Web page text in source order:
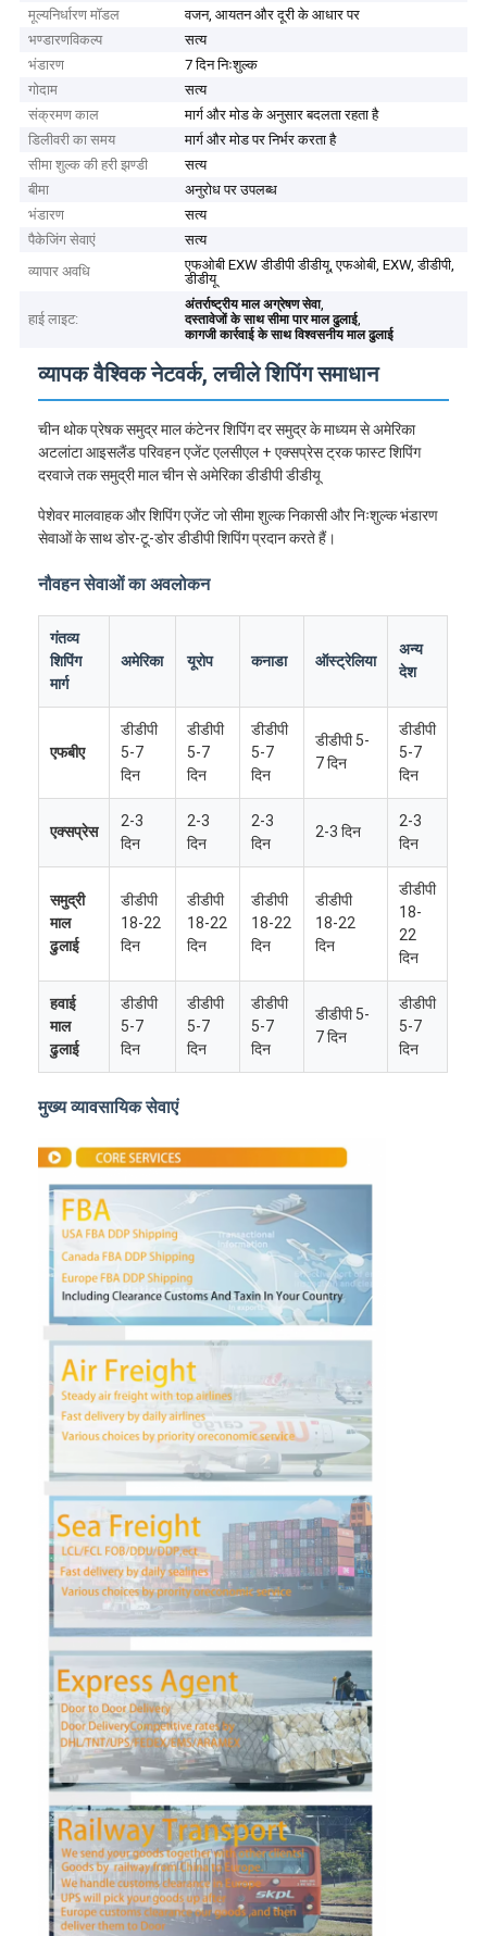
होम
उत्पाद
हमारे बारे में
फैक्टरी यात्रा
गुणवत्ता नियंत्रण
हमसे संपर्क करें
अब बात करें
इंटरनेशनल फ्रेट फॉरवर्ड
हवाई माल ढुलाई
समुद्री माल
चीन से डीडीपी शिपिंग
एक्सप्रेस शिपिंग
मूल्यनिर्धारण मॉडल
वजन, आयतन और दूरी के आधार पर
भण्डारणविकल्प
सत्य
भंडारण
7 दिन निःशुल्क
गोदाम
सत्य
संक्रमण काल
मार्ग और मोड के अनुसार बदलता रहता है
डिलीवरी का समय
मार्ग और मोड पर निर्भर करता है
सीमा शुल्क की हरी झण्डी
सत्य
बीमा
अनुरोध पर उपलब्ध
भंडारण
सत्य
पैकेजिंग सेवाएं
सत्य
व्यापार अवधि
एफओबी EXW डीडीपी डीडीयू, एफओबी, EXW, डीडीपी,
डीडीयू
हाई लाइट:
अंतर्राष्ट्रीय माल अग्रेषण सेवा,
दस्तावेजों के साथ सीमा पार माल ढुलाई,
कागजी कार्रवाई के साथ विश्वसनीय माल ढुलाई
व्यापक वैश्विक नेटवर्क, लचीले शिपिंग समाधान
चीन थोक प्रेषक समुद्र माल कंटेनर शिपिंग दर समुद्र के माध्यम से अमेरिका
अटलांटा आइसलैंड परिवहन एजेंट एलसीएल + एक्सप्रेस ट्रक फास्ट शिपिंग
दरवाजे तक समुद्री माल चीन से अमेरिका डीडीपी डीडीयू
पेशेवर मालवाहक और शिपिंग एजेंट जो सीमा शुल्क निकासी और निःशुल्क भंडारण
सेवाओं के साथ डोर-टू-डोर डीडीपी शिपिंग प्रदान करते हैं।
नौवहन सेवाओं का अवलोकन
गंतव्य
शिपिंग
मार्ग
अमेरिका यूरोप कनाडा ऑस्ट्रेलिया
अन्य
देश
एफबीए
डीडीपी
5-7
दिन
डीडीपी
5-7
दिन
डीडीपी
5-7
दिन
डीडीपी 5-
7 दिन
डीडीपी
5-7
दिन
एक्सप्रेस
2-3
दिन
2-3
दिन
2-3
दिन
2-3 दिन
2-3
दिन
समुद्री
माल
ढुलाई
डीडीपी
18-22
दिन
डीडीपी
18-22
दिन
डीडीपी
18-22
दिन
डीडीपी
18-22
दिन
डीडीपी
18-
22
दिन
हवाई
माल
ढुलाई
डीडीपी
5-7
दिन
डीडीपी
5-7
दिन
डीडीपी
5-7
दिन
डीडीपी 5-
7 दिन
डीडीपी
5-7
दिन
मुख्य व्यावसायिक सेवाएं